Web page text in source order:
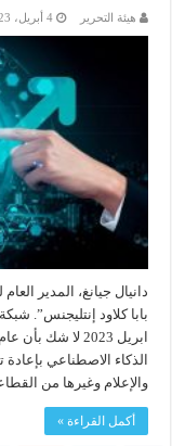
هيئة التحرير 4 أبريل، 2023
دانيال جيانغ، المدير
الذكاء الاصطناعي
والإعلام وغيرها من
أكمل القراءة »